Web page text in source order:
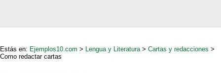
Estás en: Ejemplos10.com > Lengua y Literatura> Cartas y redacciones >
Como redactar cartas